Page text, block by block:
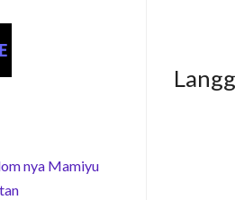
nya Mamiyu